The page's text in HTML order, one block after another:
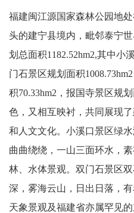
福建闽江源国家森林公园地
头的建宁县境内，毗邻泰宁
划总面积1182.52hm2,其中小
门石景区规划面积
积70.33hm2，报国寺景区规
色，又相互映衬，共同展现
和人文文化。小溪口景区绿
曲曲绕绕，一山三面环水，
林、水体景观。双门石景区
深，雾海云山，日出日落，
天象景观及福建省亦属罕见